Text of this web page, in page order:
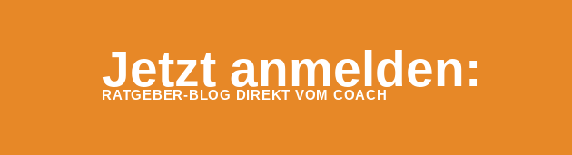
Jetzt anmelden:
RATGEBER-BLOG DIREKT VOM COACH